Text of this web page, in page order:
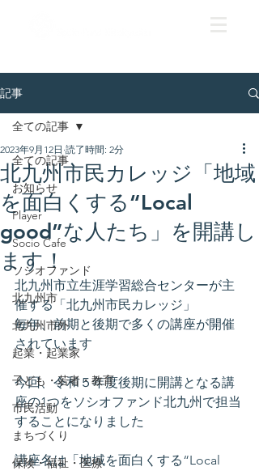
記事
全ての記事
お知らせ
Player
Socio Cafe
ソシオファンド
北九州市
北九州市外
起業・起業家
子ども・若者・教育
市民活動
まちづくり
保険・福祉・医療
全ての記事
北九州市民カレッジ「地域
を面白くする“Local
good”な人たち」を開講し
ます！
2023年9月12日 読了時間: 2分
北九州市立生涯学習総合センターが主
催する「北九州市民カレッジ」
毎年、前期と後期で多くの講座が開催
されています
今回、令和５年度後期に開講となる講
座の1つをソシオファンド北九州で担当
することになりました
講座名は「地域を面白くする“Local